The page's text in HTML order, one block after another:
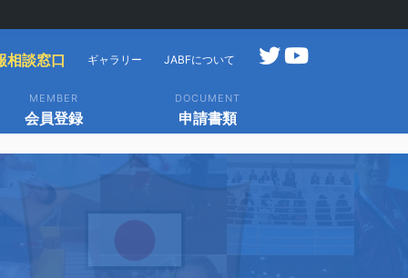
相談窓口 ギャラリー JABFについて
MEMBER
会員登録
DOCUMENT
申請書類